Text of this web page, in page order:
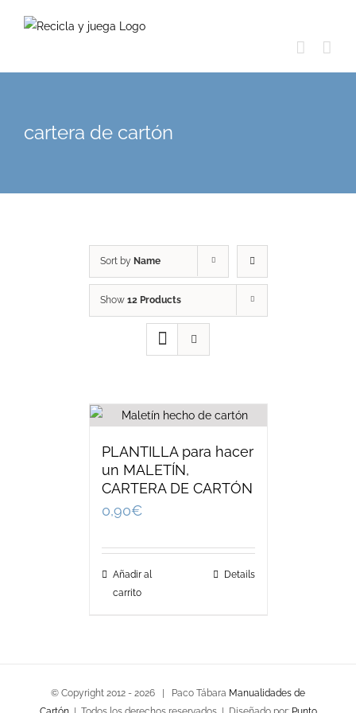
cartera de cartón
Sort by Name
Show 12 Products
PLANTILLA para hacer
un MALETÍN,
CARTERA DE CARTÓN
0,90€
Añadir al
carrito
Details
© Copyright 2012 - 2026 | Paco Tábara Manualidades de